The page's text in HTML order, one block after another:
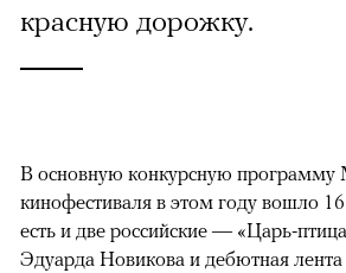
красную дорожку.
В основную конкурсную программу
кинофестиваля в этом году вошло
есть и две российские — «Царь-
Эдуарда Новикова и дебютная